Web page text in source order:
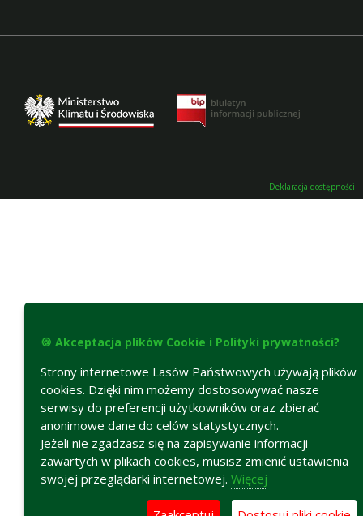
Deklaracja dostępności
🍪 Akceptacja plików Cookie i Polityki prywatności?
Strony internetowe Lasów Państwowych używają plików
cookies. Dzięki nim możemy dostosowywać nasze
serwisy do preferencji użytkowników oraz zbierać
anonimowe dane do celów statystycznych.
Jeżeli nie zgadzasz się na zapisywanie informacji
zawartych w plikach cookies, musisz zmienić ustawienia
swojej przeglądarki internetowej. Więcej